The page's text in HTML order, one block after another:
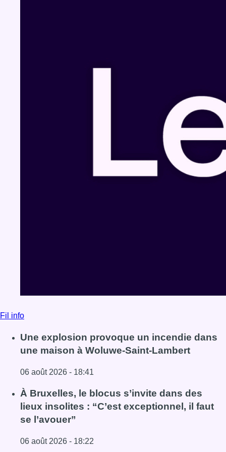
Fil info
Une explosion provoque un incendie dans
une maison à Woluwe-Saint-Lambert
06 août 2026 - 18:41
Lire l'article Une explosion provoque un incendie dans
À Bruxelles, le blocus s’invite dans des
lieux insolites : “C’est exceptionnel, il faut
se l’avouer”
06 août 2026 - 18:22